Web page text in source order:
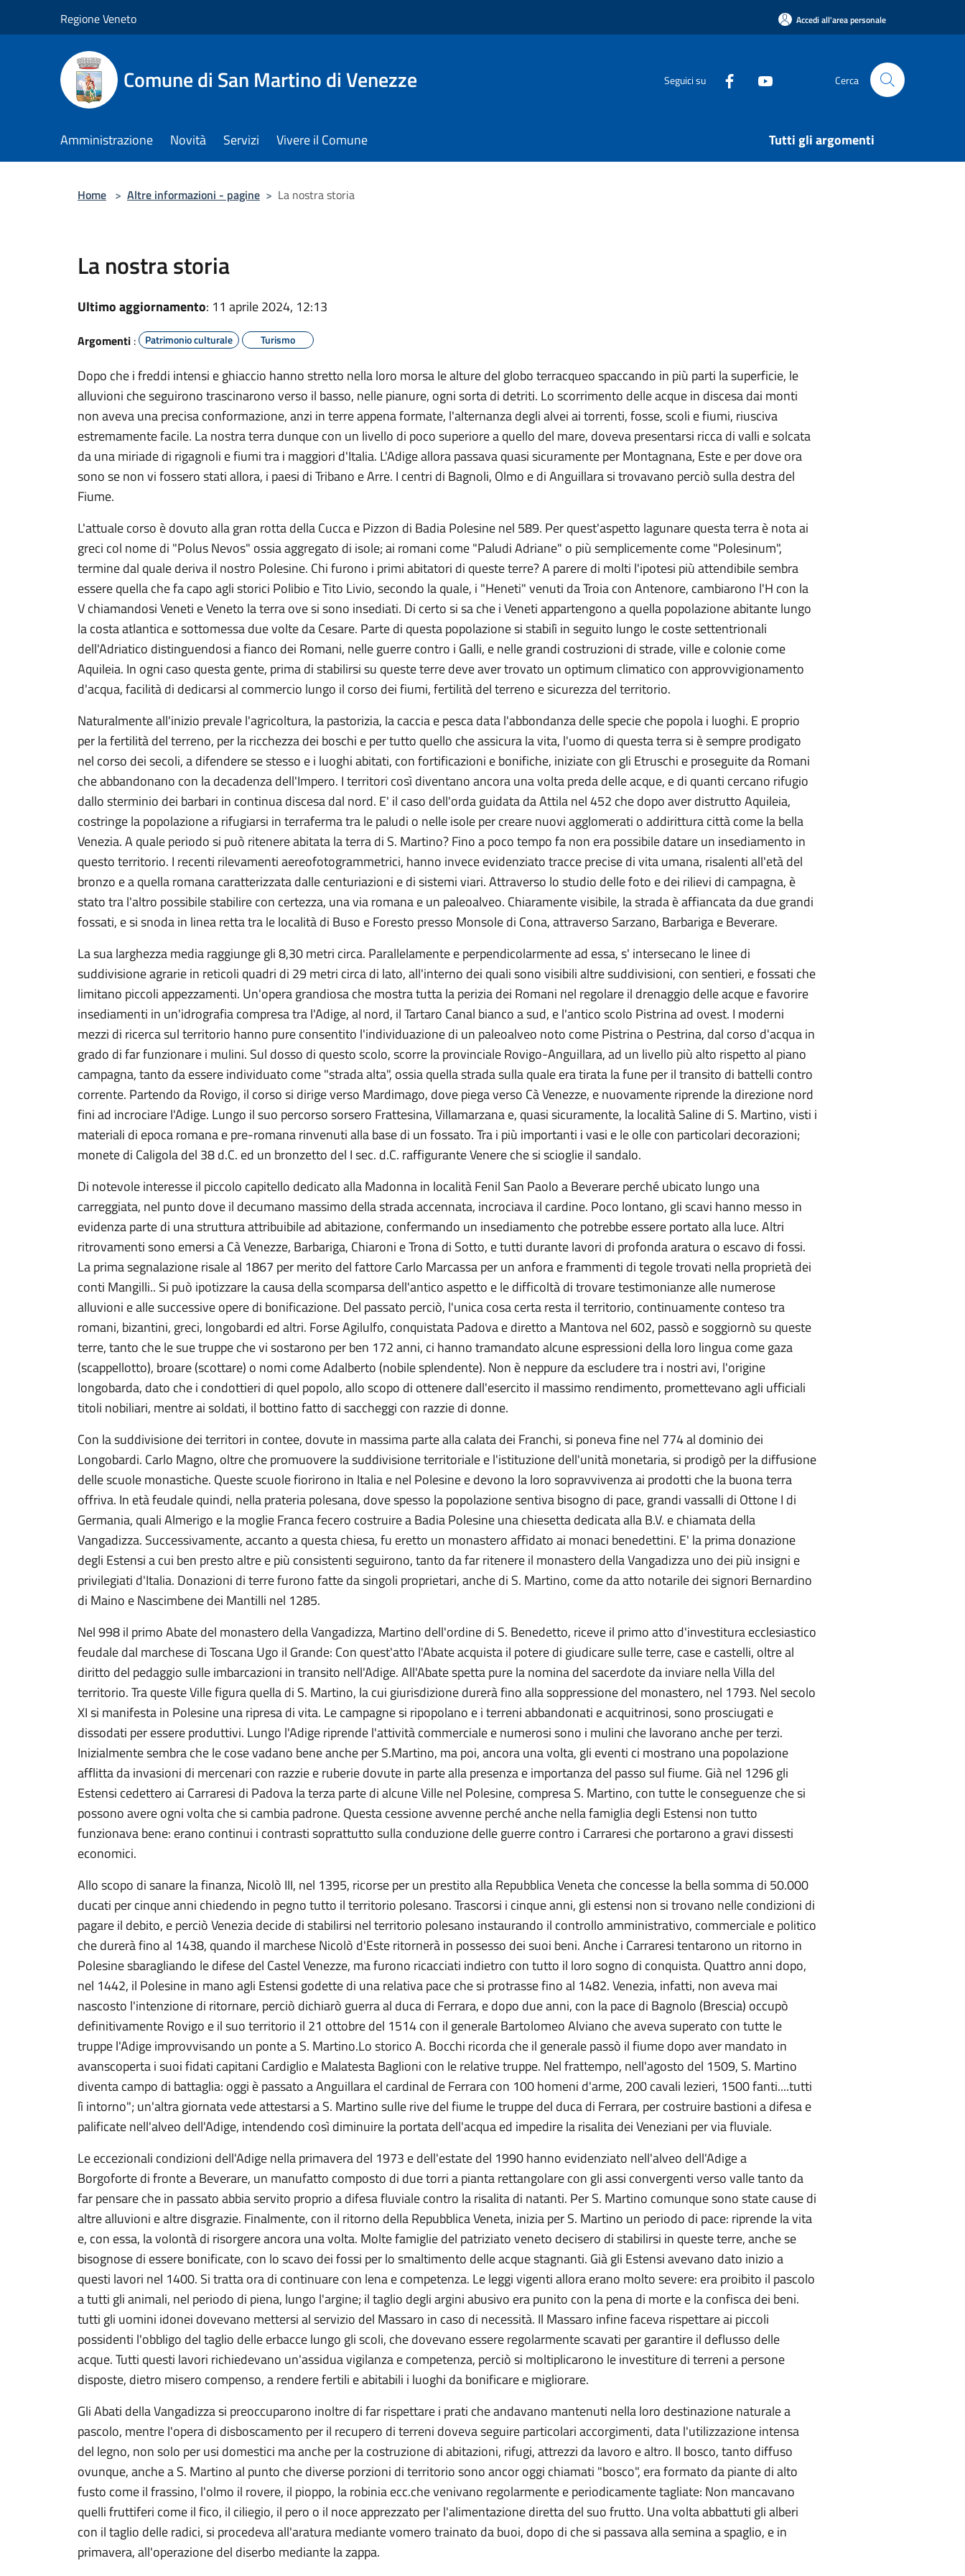
Regione Veneto Accedi all'area personale
Comune di San Martino di Venezze Seguici su Cerca
Amministrazione Novità Servizi Vivere il Comune Tutti gli argomenti
Home > Altre informazioni - pagine > La nostra storia
La nostra storia
Ultimo aggiornamento: 11 aprile 2024, 12:13
Argomenti : Patrimonio culturale Turismo
Dopo che i freddi intensi e ghiaccio hanno stretto nella loro morsa le alture del globo terracqueo spaccando in più parti la superficie, le
alluvioni che seguirono trascinarono verso il basso, nelle pianure, ogni sorta di detriti. Lo scorrimento delle acque in discesa dai monti
non aveva una precisa conformazione, anzi in terre appena formate, l'alternanza degli alvei ai torrenti, fosse, scoli e fiumi, riusciva
estremamente facile. La nostra terra dunque con un livello di poco superiore a quello del mare, doveva presentarsi ricca di valli e solcata
da una miriade di rigagnoli e fiumi tra i maggiori d'Italia. L'Adige allora passava quasi sicuramente per Montagnana, Este e per dove ora
sono se non vi fossero stati allora, i paesi di Tribano e Arre. I centri di Bagnoli, Olmo e di Anguillara si trovavano perciò sulla destra del
Fiume.
L'attuale corso è dovuto alla gran rotta della Cucca e Pizzon di Badia Polesine nel 589. Per quest'aspetto lagunare questa terra è nota ai
greci col nome di "Polus Nevos" ossia aggregato di isole; ai romani come "Paludi Adriane" o più semplicemente come "Polesinum",
termine dal quale deriva il nostro Polesine. Chi furono i primi abitatori di queste terre? A parere di molti l'ipotesi più attendibile sembra
essere quella che fa capo agli storici Polibio e Tito Livio, secondo la quale, i "Heneti" venuti da Troia con Antenore, cambiarono l'H con la
V chiamandosi Veneti e Veneto la terra ove si sono insediati. Di certo si sa che i Veneti appartengono a quella popolazione abitante lungo
la costa atlantica e sottomessa due volte da Cesare. Parte di questa popolazione si stabilì in seguito lungo le coste settentrionali
dell'Adriatico distinguendosi a fianco dei Romani, nelle guerre contro i Galli, e nelle grandi costruzioni di strade, ville e colonie come
Aquileia. In ogni caso questa gente, prima di stabilirsi su queste terre deve aver trovato un optimum climatico con approvvigionamento
d'acqua, facilità di dedicarsi al commercio lungo il corso dei fiumi, fertilità del terreno e sicurezza del territorio.
Naturalmente all'inizio prevale l'agricoltura, la pastorizia, la caccia e pesca data l'abbondanza delle specie che popola i luoghi. E proprio
per la fertilità del terreno, per la ricchezza dei boschi e per tutto quello che assicura la vita, l'uomo di questa terra si è sempre prodigato
nel corso dei secoli, a difendere se stesso e i luoghi abitati, con fortificazioni e bonifiche, iniziate con gli Etruschi e proseguite da Romani
che abbandonano con la decadenza dell'Impero. I territori così diventano ancora una volta preda delle acque, e di quanti cercano rifugio
dallo sterminio dei barbari in continua discesa dal nord. E' il caso dell'orda guidata da Attila nel 452 che dopo aver distrutto Aquileia,
costringe la popolazione a rifugiarsi in terraferma tra le paludi o nelle isole per creare nuovi agglomerati o addirittura città come la bella
Venezia. A quale periodo si può ritenere abitata la terra di S. Martino? Fino a poco tempo fa non era possibile datare un insediamento in
questo territorio. I recenti rilevamenti aereofotogrammetrici, hanno invece evidenziato tracce precise di vita umana, risalenti all'età del
bronzo e a quella romana caratterizzata dalle centuriazioni e di sistemi viari. Attraverso lo studio delle foto e dei rilievi di campagna, è
stato tra l'altro possibile stabilire con certezza, una via romana e un paleoalveo. Chiaramente visibile, la strada è affiancata da due grandi
fossati, e si snoda in linea retta tra le località di Buso e Foresto presso Monsole di Cona, attraverso Sarzano, Barbariga e Beverare.
La sua larghezza media raggiunge gli 8,30 metri circa. Parallelamente e perpendicolarmente ad essa, s' intersecano le linee di
suddivisione agrarie in reticoli quadri di 29 metri circa di lato, all'interno dei quali sono visibili altre suddivisioni, con sentieri, e fossati che
limitano piccoli appezzamenti. Un'opera grandiosa che mostra tutta la perizia dei Romani nel regolare il drenaggio delle acque e favorire
insediamenti in un'idrografia compresa tra l'Adige, al nord, il Tartaro Canal bianco a sud, e l'antico scolo Pistrina ad ovest. I moderni
mezzi di ricerca sul territorio hanno pure consentito l'individuazione di un paleoalveo noto come Pistrina o Pestrina, dal corso d'acqua in
grado di far funzionare i mulini. Sul dosso di questo scolo, scorre la provinciale Rovigo-Anguillara, ad un livello più alto rispetto al piano
campagna, tanto da essere individuato come "strada alta", ossia quella strada sulla quale era tirata la fune per il transito di battelli contro
corrente. Partendo da Rovigo, il corso si dirige verso Mardimago, dove piega verso Cà Venezze, e nuovamente riprende la direzione nord
fini ad incrociare l'Adige. Lungo il suo percorso sorsero Frattesina, Villamarzana e, quasi sicuramente, la località Saline di S. Martino, visti i
materiali di epoca romana e pre-romana rinvenuti alla base di un fossato. Tra i più importanti i vasi e le olle con particolari decorazioni;
monete di Caligola del 38 d.C. ed un bronzetto del I sec. d.C. raffigurante Venere che si scioglie il sandalo.
Di notevole interesse il piccolo capitello dedicato alla Madonna in località Fenil San Paolo a Beverare perché ubicato lungo una
carreggiata, nel punto dove il decumano massimo della strada accennata, incrociava il cardine. Poco lontano, gli scavi hanno messo in
evidenza parte di una struttura attribuibile ad abitazione, confermando un insediamento che potrebbe essere portato alla luce. Altri
ritrovamenti sono emersi a Cà Venezze, Barbariga, Chiaroni e Trona di Sotto, e tutti durante lavori di profonda aratura o escavo di fossi.
La prima segnalazione risale al 1867 per merito del fattore Carlo Marcassa per un anfora e frammenti di tegole trovati nella proprietà dei
conti Mangilli.. Si può ipotizzare la causa della scomparsa dell'antico aspetto e le difficoltà di trovare testimonianze alle numerose
alluvioni e alle successive opere di bonificazione. Del passato perciò, l'unica cosa certa resta il territorio, continuamente conteso tra
romani, bizantini, greci, longobardi ed altri. Forse Agilulfo, conquistata Padova e diretto a Mantova nel 602, passò e soggiornò su queste
terre, tanto che le sue truppe che vi sostarono per ben 172 anni, ci hanno tramandato alcune espressioni della loro lingua come gaza
(scappellotto), broare (scottare) o nomi come Adalberto (nobile splendente). Non è neppure da escludere tra i nostri avi, l'origine
longobarda, dato che i condottieri di quel popolo, allo scopo di ottenere dall'esercito il massimo rendimento, promettevano agli ufficiali
titoli nobiliari, mentre ai soldati, il bottino fatto di saccheggi con razzie di donne.
Con la suddivisione dei territori in contee, dovute in massima parte alla calata dei Franchi, si poneva fine nel 774 al dominio dei
Longobardi. Carlo Magno, oltre che promuovere la suddivisione territoriale e l'istituzione dell'unità monetaria, si prodigò per la diffusione
delle scuole monastiche. Queste scuole fiorirono in Italia e nel Polesine e devono la loro sopravvivenza ai prodotti che la buona terra
offriva. In età feudale quindi, nella prateria polesana, dove spesso la popolazione sentiva bisogno di pace, grandi vassalli di Ottone I di
Germania, quali Almerigo e la moglie Franca fecero costruire a Badia Polesine una chiesetta dedicata alla B.V. e chiamata della
Vangadizza. Successivamente, accanto a questa chiesa, fu eretto un monastero affidato ai monaci benedettini. E' la prima donazione
degli Estensi a cui ben presto altre e più consistenti seguirono, tanto da far ritenere il monastero della Vangadizza uno dei più insigni e
privilegiati d'Italia. Donazioni di terre furono fatte da singoli proprietari, anche di S. Martino, come da atto notarile dei signori Bernardino
di Maino e Nascimbene dei Mantilli nel 1285.
Nel 998 il primo Abate del monastero della Vangadizza, Martino dell'ordine di S. Benedetto, riceve il primo atto d'investitura ecclesiastico
feudale dal marchese di Toscana Ugo il Grande: Con quest'atto l'Abate acquista il potere di giudicare sulle terre, case e castelli, oltre al
diritto del pedaggio sulle imbarcazioni in transito nell'Adige. All'Abate spetta pure la nomina del sacerdote da inviare nella Villa del
territorio. Tra queste Ville figura quella di S. Martino, la cui giurisdizione durerà fino alla soppressione del monastero, nel 1793. Nel secolo
XI si manifesta in Polesine una ripresa di vita. Le campagne si ripopolano e i terreni abbandonati e acquitrinosi, sono prosciugati e
dissodati per essere produttivi. Lungo l'Adige riprende l'attività commerciale e numerosi sono i mulini che lavorano anche per terzi.
Inizialmente sembra che le cose vadano bene anche per S.Martino, ma poi, ancora una volta, gli eventi ci mostrano una popolazione
afflitta da invasioni di mercenari con razzie e ruberie dovute in parte alla presenza e importanza del passo sul fiume. Già nel 1296 gli
Estensi cedettero ai Carraresi di Padova la terza parte di alcune Ville nel Polesine, compresa S. Martino, con tutte le conseguenze che si
possono avere ogni volta che si cambia padrone. Questa cessione avvenne perché anche nella famiglia degli Estensi non tutto
funzionava bene: erano continui i contrasti soprattutto sulla conduzione delle guerre contro i Carraresi che portarono a gravi dissesti
economici.
Allo scopo di sanare la finanza, Nicolò III, nel 1395, ricorse per un prestito alla Repubblica Veneta che concesse la bella somma di 50.000
ducati per cinque anni chiedendo in pegno tutto il territorio polesano. Trascorsi i cinque anni, gli estensi non si trovano nelle condizioni di
pagare il debito, e perciò Venezia decide di stabilirsi nel territorio polesano instaurando il controllo amministrativo, commerciale e politico
che durerà fino al 1438, quando il marchese Nicolò d'Este ritornerà in possesso dei suoi beni. Anche i Carraresi tentarono un ritorno in
Polesine sbaragliando le difese del Castel Venezze, ma furono ricacciati indietro con tutto il loro sogno di conquista. Quattro anni dopo,
nel 1442, il Polesine in mano agli Estensi godette di una relativa pace che si protrasse fino al 1482. Venezia, infatti, non aveva mai
nascosto l'intenzione di ritornare, perciò dichiarò guerra al duca di Ferrara, e dopo due anni, con la pace di Bagnolo (Brescia) occupò
definitivamente Rovigo e il suo territorio il 21 ottobre del 1514 con il generale Bartolomeo Alviano che aveva superato con tutte le
truppe l'Adige improvvisando un ponte a S. Martino.Lo storico A. Bocchi ricorda che il generale passò il fiume dopo aver mandato in
avanscoperta i suoi fidati capitani Cardiglio e Malatesta Baglioni con le relative truppe. Nel frattempo, nell'agosto del 1509, S. Martino
diventa campo di battaglia: oggi è passato a Anguillara el cardinal de Ferrara con 100 homeni d'arme, 200 cavali lezieri, 1500 fanti....tutti
lì intorno"; un'altra giornata vede attestarsi a S. Martino sulle rive del fiume le truppe del duca di Ferrara, per costruire bastioni a difesa e
palificate nell'alveo dell'Adige, intendendo così diminuire la portata dell'acqua ed impedire la risalita dei Veneziani per via fluviale.
Le eccezionali condizioni dell'Adige nella primavera del 1973 e dell'estate del 1990 hanno evidenziato nell'alveo dell'Adige a
Borgoforte di fronte a Beverare, un manufatto composto di due torri a pianta rettangolare con gli assi convergenti verso valle tanto da
far pensare che in passato abbia servito proprio a difesa fluviale contro la risalita di natanti. Per S. Martino comunque sono state cause di
altre alluvioni e altre disgrazie. Finalmente, con il ritorno della Repubblica Veneta, inizia per S. Martino un periodo di pace: riprende la vita
e, con essa, la volontà di risorgere ancora una volta. Molte famiglie del patriziato veneto decisero di stabilirsi in queste terre, anche se
bisognose di essere bonificate, con lo scavo dei fossi per lo smaltimento delle acque stagnanti. Già gli Estensi avevano dato inizio a
questi lavori nel 1400. Si tratta ora di continuare con lena e competenza. Le leggi vigenti allora erano molto severe: era proibito il pascolo
a tutti gli animali, nel periodo di piena, lungo l'argine; il taglio degli argini abusivo era punito con la pena di morte e la confisca dei beni.
tutti gli uomini idonei dovevano mettersi al servizio del Massaro in caso di necessità. Il Massaro infine faceva rispettare ai piccoli
possidenti l'obbligo del taglio delle erbacce lungo gli scoli, che dovevano essere regolarmente scavati per garantire il deflusso delle
acque. Tutti questi lavori richiedevano un'assidua vigilanza e competenza, perciò si moltiplicarono le investiture di terreni a persone
disposte, dietro misero compenso, a rendere fertili e abitabili i luoghi da bonificare e migliorare.
Gli Abati della Vangadizza si preoccuparono inoltre di far rispettare i prati che andavano mantenuti nella loro destinazione naturale a
pascolo, mentre l'opera di disboscamento per il recupero di terreni doveva seguire particolari accorgimenti, data l'utilizzazione intensa
del legno, non solo per usi domestici ma anche per la costruzione di abitazioni, rifugi, attrezzi da lavoro e altro. Il bosco, tanto diffuso
ovunque, anche a S. Martino al punto che diverse porzioni di territorio sono ancor oggi chiamati "bosco", era formato da piante di alto
fusto come il frassino, l'olmo il rovere, il pioppo, la robinia ecc.che venivano regolarmente e periodicamente tagliate: Non mancavano
quelli fruttiferi come il fico, il ciliegio, il pero o il noce apprezzato per l'alimentazione diretta del suo frutto. Una volta abbattuti gli alberi
con il taglio delle radici, si procedeva all'aratura mediante vomero trainato da buoi, dopo di che si passava alla semina a spaglio, e in
primavera, all'operazione del diserbo mediante la zappa.